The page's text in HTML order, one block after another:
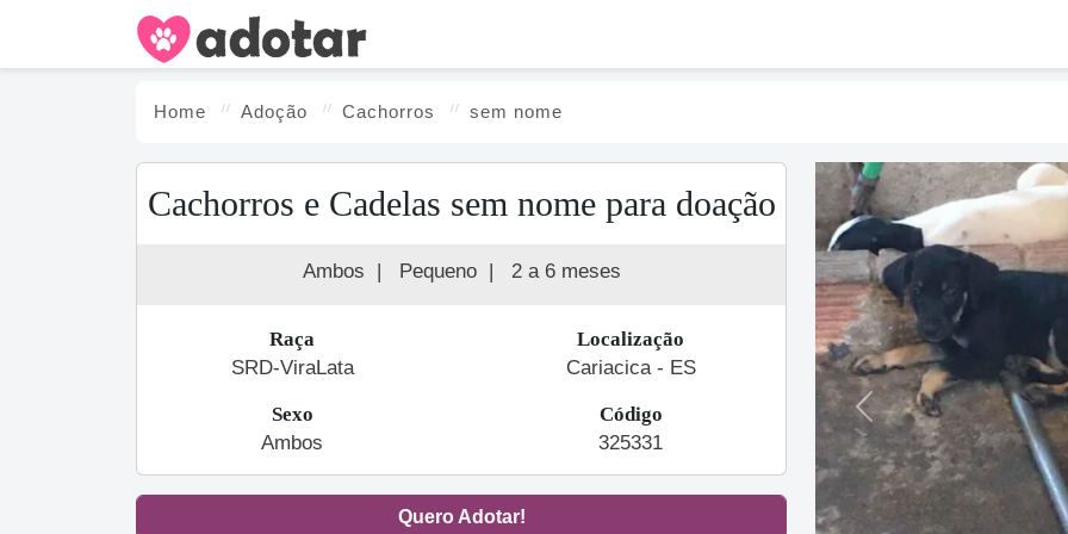
Home Adoção Cachorros sem nome
Cachorros e Cadelas sem nome para doação
Ambos | Pequeno | 2 a 6 meses
Raça
SRD-ViraLata
Localização
Cariacica - ES
Sexo
Ambos
Código
325331
Quero Adotar!
Previous